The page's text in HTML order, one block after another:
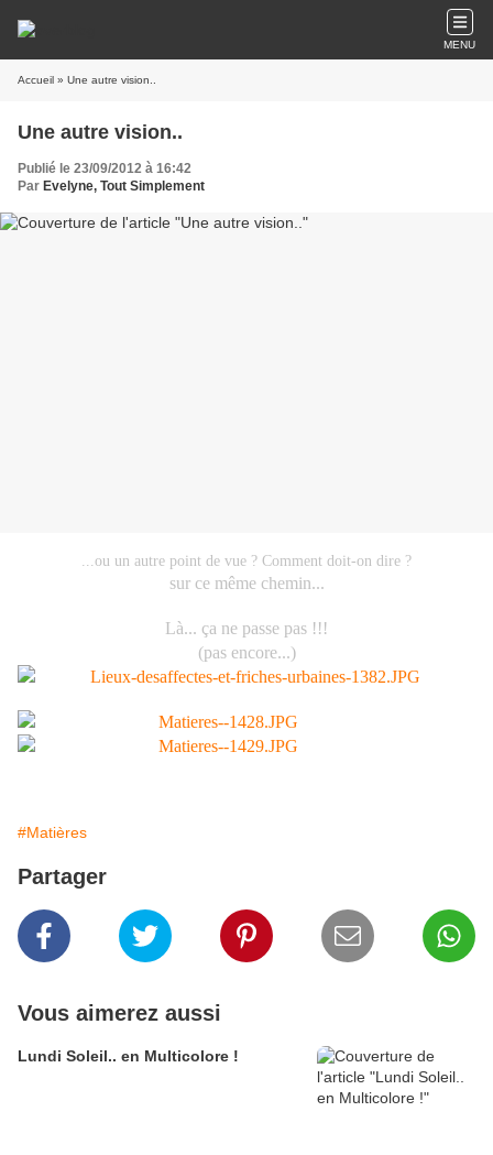
MENU
Accueil » Une autre vision..
Une autre vision..
Publié le 23/09/2012 à 16:42
Par Evelyne, Tout Simplement
...ou un autre point de vue ? Comment doit-on dire ?
sur ce même chemin...
Là... ça ne passe pas !!!
(pas encore...)
#Matières
Partager
Vous aimerez aussi
Lundi Soleil.. en Multicolore !